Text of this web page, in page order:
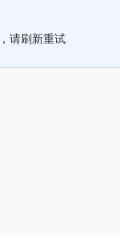
请刷新重试